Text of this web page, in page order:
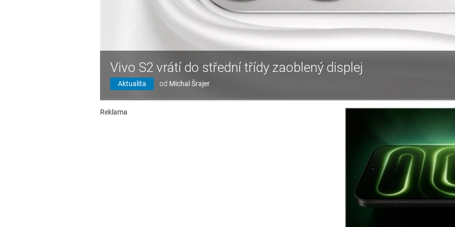
Vivo S2 vrátí do střední třídy zaoblený displej
Aktualita od Michal Šrajer
Reklama